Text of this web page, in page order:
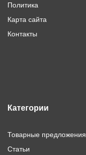
Политика
Карта сайта
Контакты
Категории
Товарные предложения
Статьи